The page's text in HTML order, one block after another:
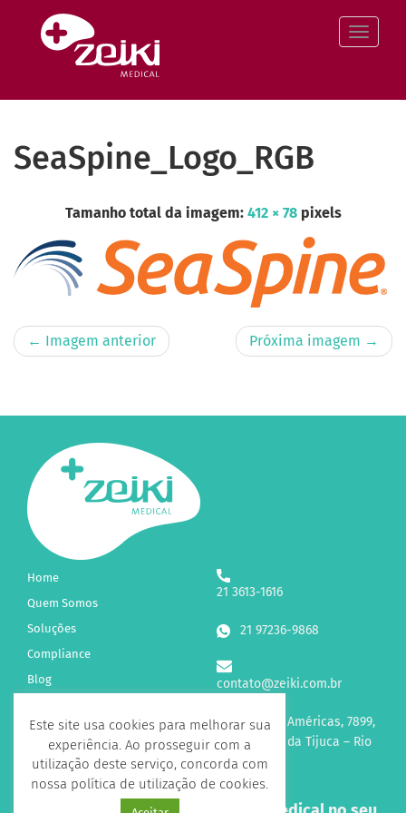
conteúdo
SeaSpine_Logo_RGB
Tamanho total da imagem: 412× 78pixels
← Imagem anterior Próxima imagem →
Home
Quem Somos
Soluções
Compliance
Blog
21 3613-1616
21 97236-9868
contato@zeiki.com.br
Av. das Américas, 7899,
sl 315 Barra da Tijuca – Rio
de Janeiro
Este site usa cookies para melhorar sua
experiência. Ao prosseguir com a
utilização deste serviço, concorda com
nossa política de utilização de cookies.